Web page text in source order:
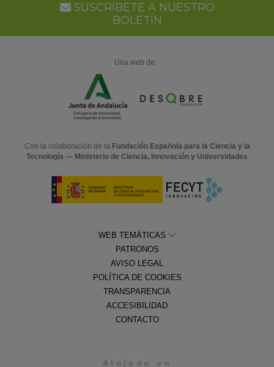
SUSCRÍBETE A NUESTRO
BOLETÍN
Una web de:
Con la colaboración de la Fundación Española para la Ciencia y la
Tecnología — Ministerio de Ciencia, Innovación y Universidades
WEB TEMÁTICAS
PATRONOS
AVISO LEGAL
POLÍTICA DE COOKIES
TRANSPARENCIA
ACCESIBILIDAD
CONTACTO